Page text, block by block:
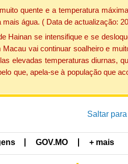
quente e a temperatura
água. ( Data de actualização:
Hainan se intensifique e se
vai continuar soalheiro e
elevadas temperaturas diurnas,
que, apela-se à população que
Saltar
GOV.MO + mais